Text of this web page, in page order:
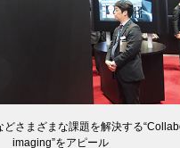
どさまざまな課題を解決する
imaging”をアピール